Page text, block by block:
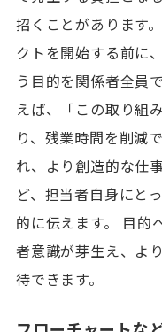
招くことがあります
クトを開始する前に
う目的を関係者全員
えば、「この取り組
り、残業時間を削減
れ、より創造的な仕
ど、担当者自身にと
的に伝えます。 目的
者意識が芽生え、よ
待できます。